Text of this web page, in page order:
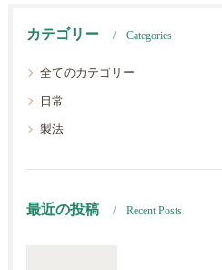
カテゴリー Categories
全てのカテゴリー
日常
製法
最近の投稿 Recent Posts